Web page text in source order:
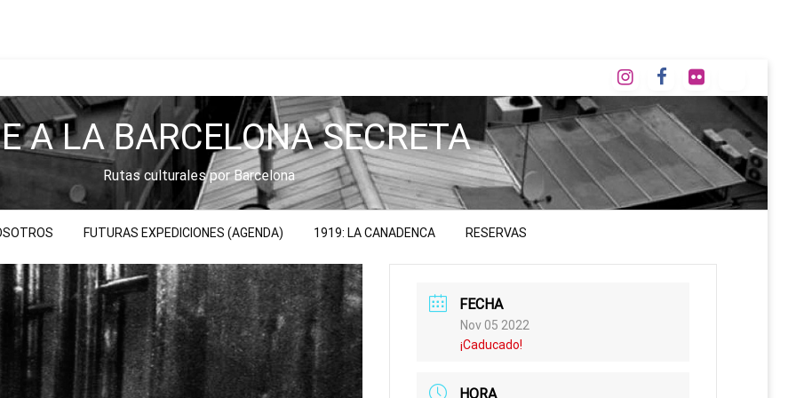
A LA BARCELONA SECRETA
Rutas culturales por Barcelona
FUTURAS EXPEDICIONES (AGENDA) 1919: LA CANADENCA RESERVAS
FECHA
Nov 05 2022
¡Caducado!
HORA